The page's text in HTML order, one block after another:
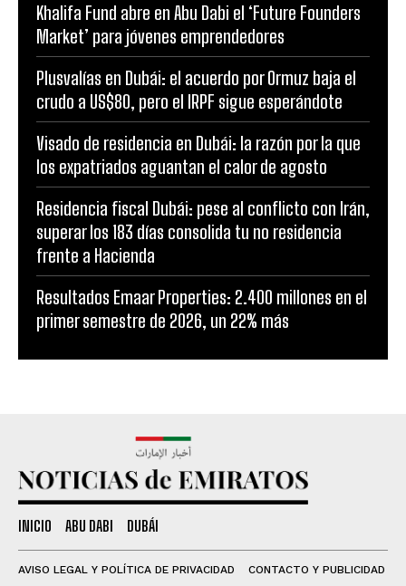
Khalifa Fund abre en Abu Dabi el ‘Future Founders
Market’ para jóvenes emprendedores
Plusvalías en Dubái: el acuerdo por Ormuz baja el
crudo a US$80, pero el IRPF sigue esperándote
Visado de residencia en Dubái: la razón por la que
los expatriados aguantan el calor de agosto
Residencia fiscal Dubái: pese al conflicto con Irán,
superar los 183 días consolida tu no residencia
frente a Hacienda
Resultados Emaar Properties: 2.400 millones en el
primer semestre de 2026, un 22% más
INICIO ABU DABI DUBÁI
AVISO LEGAL Y POLÍTICA DE PRIVACIDAD CONTACTO Y PUBLICIDAD